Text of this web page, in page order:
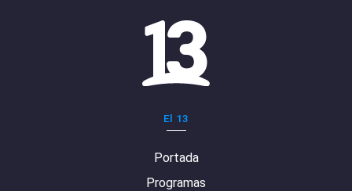
El 13
Portada
Programas